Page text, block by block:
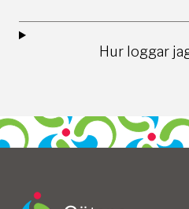
Hur loggar